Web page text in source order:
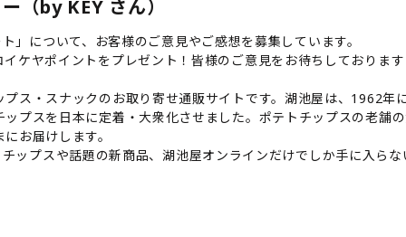
（by KEY さん）
について、お客様のご意見やご感想を募集しています。
ケヤポイントをプレゼント！皆様のご意見をお待ちしておりま
ス・スナックのお取り寄せ通販サイトです。湖池屋は、1962
プスを日本に定着・大衆化させました。ポテトチップスの老舗
お届けします。
ップスや話題の新商品、湖池屋オンラインだけでしか手に入ら